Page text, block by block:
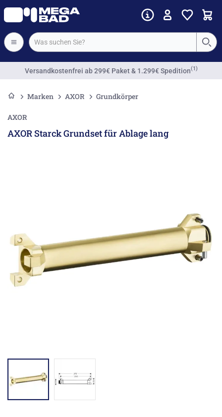
Versandkostenfrei ab 299€ Paket & 1.299€ Spedition(1)
Marken AXOR Grundkörper
AXOR
AXOR Starck Grundset für Ablage lang